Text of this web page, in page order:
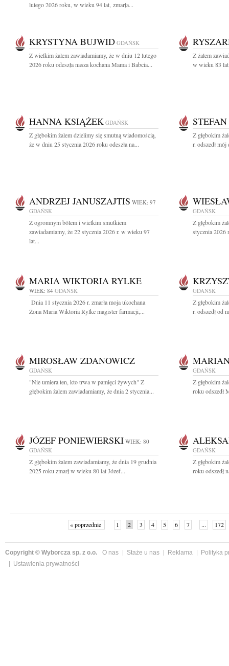
lutego 2026 roku, w wieku 94 lat, zmarła...
KRYSTYNA BUJWID GDAŃSK
Z wielkim żalem zawiadamiamy, że w dniu 12 lutego
2026 roku odeszła nasza kochana Mama i Babcia...
Z żalem
w wieku 83
HANNA KSIĄŻEK GDAŃSK
Z głębokim żalem dzielimy się smutną wiadomością,
że w dniu 25 stycznia 2026 roku odeszła na...
Z głębokim
r. odszedł
ANDRZEJ JANUSZAJTIS WIEK: 97
GDAŃSK
Z ogromnym bólem i wielkim smutkiem
zawiadamiamy, że 22 stycznia 2026 r. w wieku 97
lat...
GDAŃSK
Z głębokim
stycznia 2026
MARIA WIKTORIA RYLKE
WIEK: 84 GDAŃSK
Dnia 11 stycznia 2026 r. zmarła moja ukochana
Żona Maria Wiktoria Rylke magister farmacji,...
GDAŃSK
Z głębokim
r. odszedł od
MIROSŁAW ZDANOWICZ
GDAŃSK
"Nie umiera ten, kto trwa w pamięci żywych" Z
głębokim żalem zawiadamiamy, że dnia 2 stycznia...
GDAŃSK
Z głębokim
roku odszedł
JÓZEF PONIEWIERSKI WIEK: 80
GDAŃSK
Z głębokim żalem zawiadamiamy, że dnia 19 grudnia
2025 roku zmarł w wieku 80 lat Józef...
GDAŃSK
Z głębokim
roku odszedł
« poprzednie 1 2 3 4 5 6 7 ... 172
Copyright © Wyborcza sp. z o.o. O nas Staże u nas Reklama
Polityka
Ustawienia prywatności